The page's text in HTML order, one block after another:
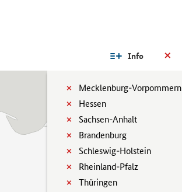
Info
Mecklenburg-Vorpommern
Hessen
Sachsen-Anhalt
Brandenburg
Schleswig-Holstein
Rheinland-Pfalz
Thüringen